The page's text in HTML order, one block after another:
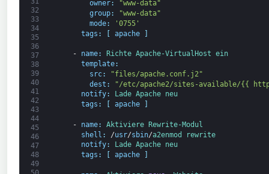
32
33
34
35
36
37
38
39
40
41
42
43
44
45
46
47
48
49
owner:
"www-data"
group:
"www-data"
mode:
'0755'
tags : [ apache ]
- name: Richte Apache-VirtualHost ein
template:
src:
"files/apache.conf.j2"
dest :
"/etc/apache2/sites-available/{{
notify: Lade Apache neu
tags : apache
- name: Aktiviere Rewrite-Modul
shell : /usr/sbin/a2enmod
rewrite
notify: Lade Apache neu
tags : apache